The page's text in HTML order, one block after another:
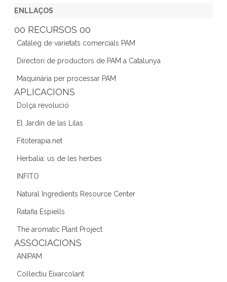
c
e
b
o
o
k
er gr
a
m
dI
n
ENLLAÇOS
00 RECURSOS 00
Catàleg de varietats comercials PAM
Directori de productors de PAM a Catalunya
Maquinària per processar PAM
APLICACIONS
Dolça revolució
El Jardín de las Lilas
Fitoterapia.net
Herbalia: us de les herbes
INFITO
Natural Ingredients Resource Center
Ratafia Espiells
The aromatic Plant Project
ASSOCIACIONS
ANIPAM
Col·lectiu Eixarcolant